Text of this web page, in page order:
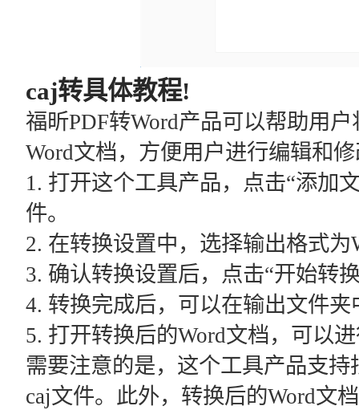
caj转具体教程!
福昕PDF转Word产品可以帮助用
Word文档，方便用户进行编辑和
1. 打开这个工具产品，点击“添加
件。
2. 在转换设置中，选择输出格式为
3. 确认转换设置后，点击“开始转
4. 转换完成后，可以在输出文件
5. 打开转换后的Word文档，可以
需要注意的是，这个工具产品支
caj文件。此外，转换后的Word文